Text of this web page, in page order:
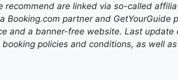
are linked via so-called
Booking.com partner and
and a banner-free website. Last
policies and conditions, as well